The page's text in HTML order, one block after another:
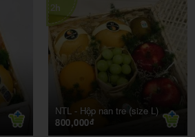
NTL - Hộp nan tre (size L)
800,000đ
2h